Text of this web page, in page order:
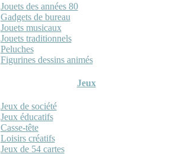
Jouets des années 80
Gadgets de bureau
Jouets musicaux
Jouets traditionnels
Peluches
Figurines dessins animés
Jeux
Jeux de société
Jeux éducatifs
Casse-tête
Loisirs créatifs
Jeux de 54 cartes